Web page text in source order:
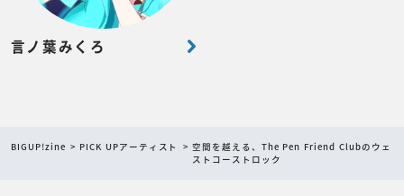
言ノ葉みくろ
BIGUP!zine PICK UPアーティスト
空間を越える、The Pen Friend Clubのウェ
ストコーストロック